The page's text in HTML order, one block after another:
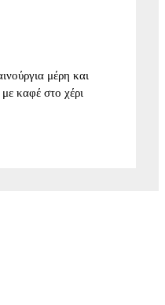
μέρη και
καφέ στο χέρι